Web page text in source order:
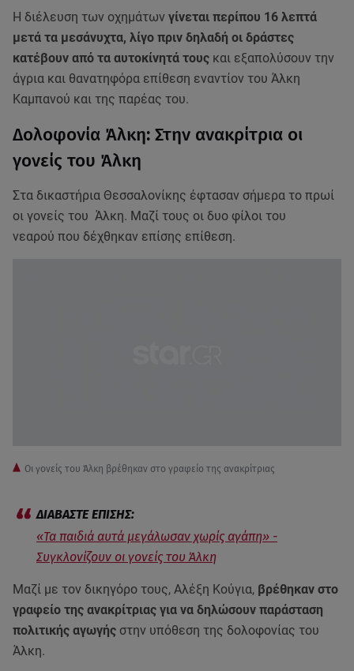
Η διέλευση των οχημάτων γίνεται περίπου 16 λεπτά
μετά τα μεσάνυχτα, λίγο πριν δηλαδή οι δράστες
κατέβουν από τα αυτοκίνητά τους και εξαπολύσουν την
άγρια και θανατηφόρα επίθεση εναντίον του Άλκη
Καμπανού και της παρέας του.
Δολοφονία Άλκη: Στην ανακρίτρια οι
γονείς του Άλκη
Στα δικαστήρια Θεσσαλονίκης έφτασαν σήμερα το πρωί
οι γονείς του Άλκη. Μαζί τους οι δυο φίλοι του
νεαρού που δέχθηκαν επίσης επίθεση.
Οι γονείς του Άλκη βρέθηκαν στο γραφείο της ανακρίτριας
«Τα παιδιά αυτά μεγάλωσαν χωρίς αγάπη» -
Συγκλονίζουν οι γονείς του Άλκη
Μαζί με τον δικηγόρο τους, Αλέξη Κούγια, βρέθηκαν στο
γραφείο της ανακρίτριας για να δηλώσουν παράσταση
πολιτικής αγωγής στην υπόθεση της δολοφονίας του
Άλκη.